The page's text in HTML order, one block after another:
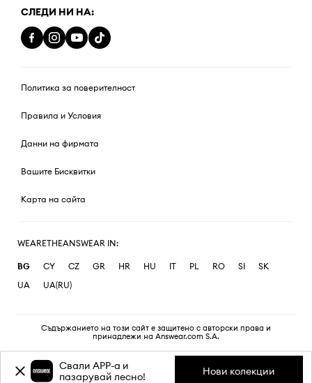
СЛЕДИ НИ НА:
Политика за поверителност
Правила и Условия
Данни на фирмата
Вашите Бисквитки
Карта на сайта
WEARETHEANSWEAR IN:
BG CY CZ GR HR HU IT PL RO SI
SK
UA
UA(RU)
Съдържанието на този сайт е защитено с авторски права и
принадлежи на Answear.com S.A.
Свали APP-a и
пазарувай лесно!
Нови колекции